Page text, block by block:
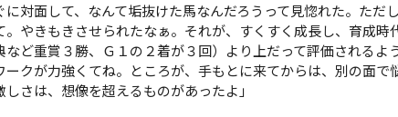
に対面して、なんて垢抜けた馬なんだろうって見惚れた。ただ
。やきもきさせられたなぁ。それが、すくすく成長し、育成時
など重賞３勝、Ｇ１の２着が３回）より上だって評価されるよ
ークが力強くてね。ところが、手もとに来てからは、別の面で
しさは、想像を超えるものがあったよ」